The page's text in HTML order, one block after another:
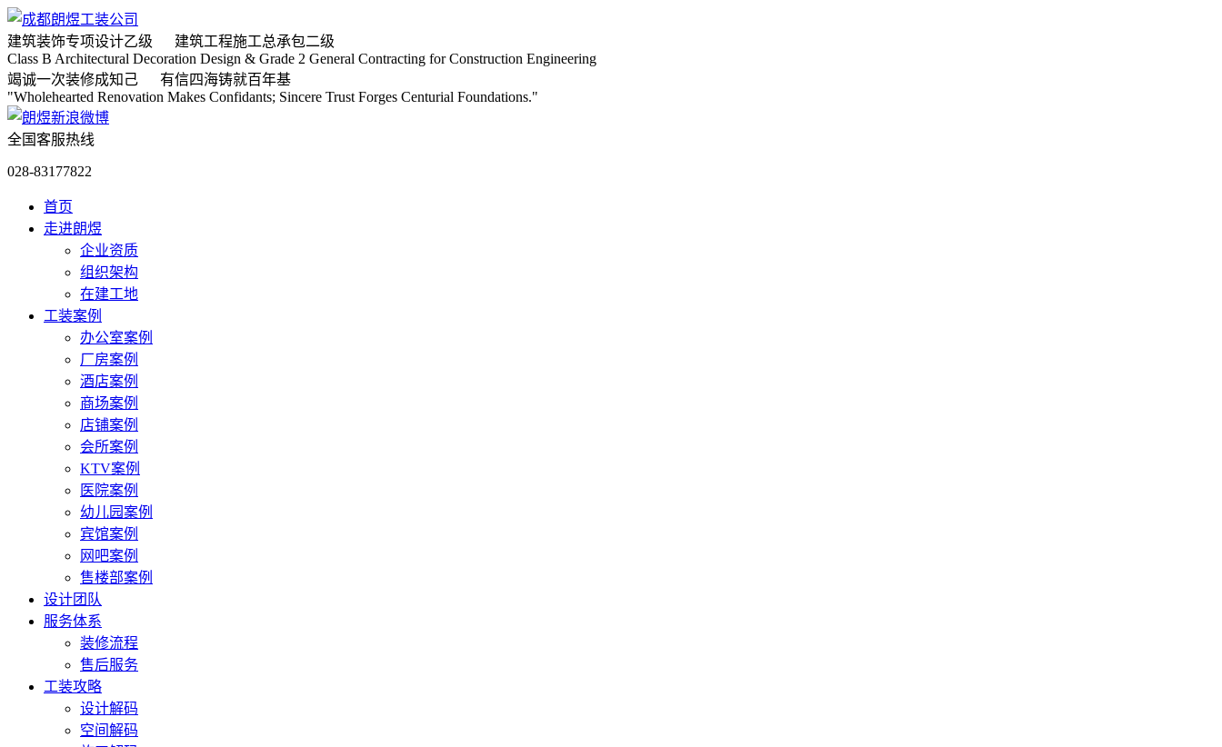
建筑装饰专项设计乙级 建筑工程施工总承包二级
Class B Architectural Decoration Design & Grade 2 General Contracting for Construction Engineering
竭诚一次装修成知己 有信四海铸就百年基
"Wholehearted Renovation Makes Confidants; Sincere Trust Forges Centurial Foundations."
全国客服热线
028-83177822
首页
走进朗煜
企业资质
组织架构
在建工地
工装案例
办公室案例
厂房案例
酒店案例
商场案例
店铺案例
会所案例
KTV案例
医院案例
幼儿园案例
宾馆案例
网吧案例
售楼部案例
设计团队
服务体系
装修流程
售后服务
工装攻略
设计解码
空间解码